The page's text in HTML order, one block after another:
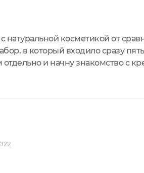
натуральной косметикой от
в который входило сразу
отдельно и начну знакомство с